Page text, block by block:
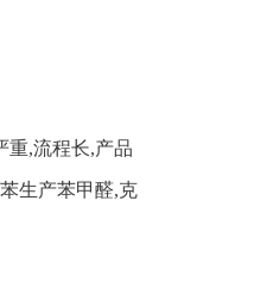
重,流程长,产品
生产苯甲醛,克